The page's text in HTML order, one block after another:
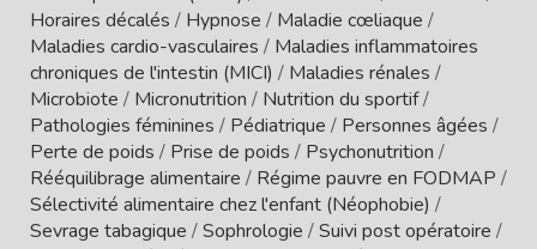
Horaires décalés / Hypnose / Maladie cœliaque /
Maladies cardio-vasculaires / Maladies inflammatoires
chroniques de l'intestin (MICI) / Maladies rénales /
Microbiote / Micronutrition / Nutrition du sportif/
Pathologies féminines / Pédiatrique / Personnes âgées /
Perte de poids / Prise de poids / Psychonutrition /
Rééquilibrage alimentaire / Régime pauvre en FODMAP /
Sélectivité alimentaire chez l'enfant (Néophobie) /
Sevrage tabagique /Sophrologie /Suivi post opératoire /